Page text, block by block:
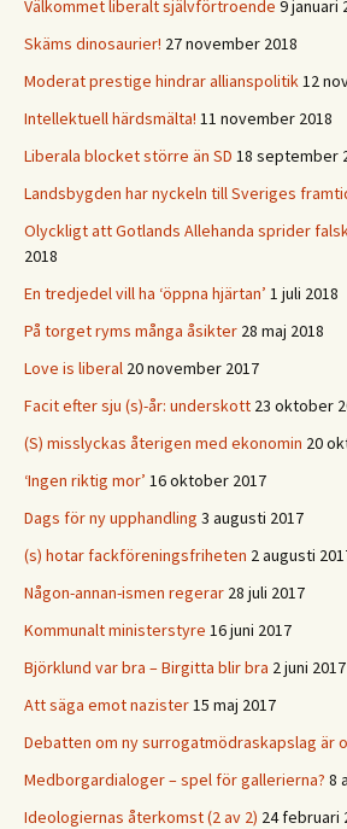
Välkommet liberalt självförtroende 9 januari
Skäms dinosaurier! 27 november 2018
Moderat prestige hindrar allianspolitik12
Intellektuell härdsmälta! 11 november 2018
Liberala blocket större än SD 18 september
Landsbygden har nyckeln till Sveriges
Olyckligt att Gotlands Allehanda sprider
2018
En tredjedel vill ha ‘öppna hjärtan’ 1 juli 2018
På torget ryms många åsikter 28 maj 2018
Love is liberal 20 november 2017
Facit efter sju (s)-år: underskott 23 oktober
(S) misslyckas återigen med ekonomin 20
‘Ingen riktig mor’ 16 oktober 2017
Dags för ny upphandling 3 augusti 2017
(s) hotar fackföreningsfriheten 2 augusti
Någon-annan-ismen regerar 28 juli 2017
Kommunalt ministerstyre 16 juni 2017
Björklund var bra – Birgitta blir bra 2 juni 2017
Att säga emot nazister15 maj 2017
Debatten om ny surrogatmödraskapslag är
Medborgardialoger – spel för gallerierna? 8
Ideologiernas återkomst (2 av 2) 24 februari